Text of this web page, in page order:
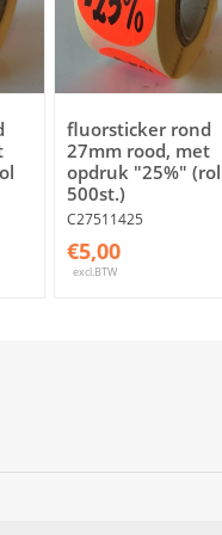
fluorsticker rond
27mm rood, met
opdruk "25%" (rol
500st.)
C27511425
€5,00
excl.BTW